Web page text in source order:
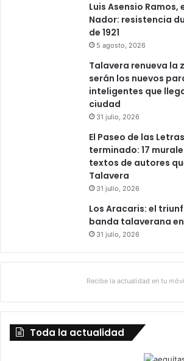
Luis Asensio Ramos,
Nador: resistencia
de 1921
5 agosto, 2026
Talavera renueva la
serán los nuevos
inteligentes que
ciudad
31 julio, 2026
El Paseo de las
terminado: 17
textos de autores
Talavera
31 julio, 2026
Los Aracaris: el
banda talaverana en
31 julio, 2026
Recibe la actualidad en tu
Toda la actualidad